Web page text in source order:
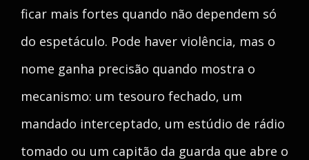
ficar mais fortes quando não dependem só
do espetáculo. Pode haver violência, mas o
nome ganha precisão quando mostra o
mecanismo: um tesouro fechado, um
mandado interceptado, um estúdio de rádio
tomado ou um capitão da guarda que abre o